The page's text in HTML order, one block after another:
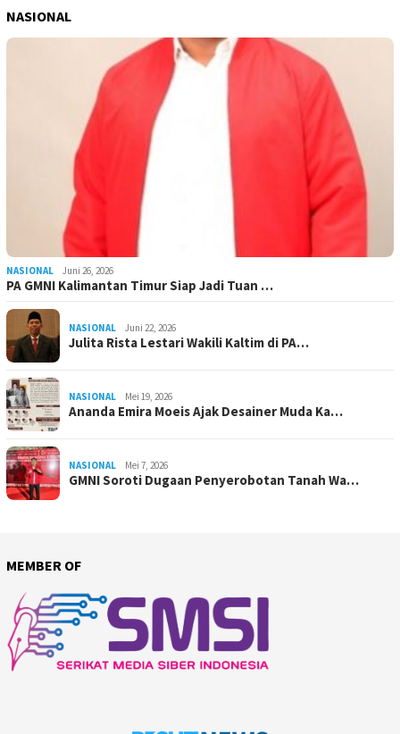
NASIONAL
NASIONAL Juni 26, 2026
PA GMNI Kalimantan Timur Siap Jadi Tuan …
NASIONAL Juni 22, 2026
Julita Rista Lestari Wakili Kaltim di PA…
NASIONAL Mei 19, 2026
Ananda Emira Moeis Ajak Desainer Muda Ka…
NASIONAL Mei 7, 2026
GMNI Soroti Dugaan Penyerobotan Tanah Wa…
MEMBER OF